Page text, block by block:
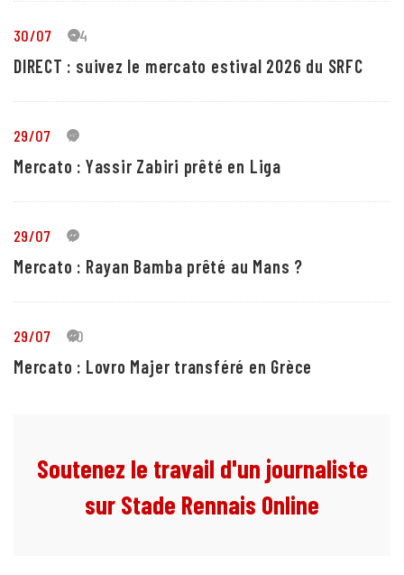
30/07 24
DIRECT : suivez le mercato estival 2026 du SRFC
29/07 5
Mercato : Yassir Zabiri prêté en Liga
29/07 1
Mercato : Rayan Bamba prêté au Mans ?
29/07 10
Mercato : Lovro Majer transféré en Grèce
Soutenez le travail d'un journaliste
sur Stade Rennais Online